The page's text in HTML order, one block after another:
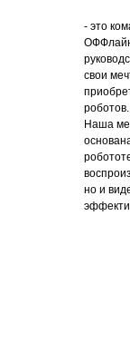
- это
ОФФлайн
свои
роботов.
Наша
но и